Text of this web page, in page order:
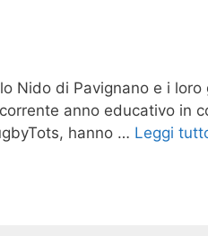
Nido di Pavignano e i
anno educativo in
hanno … Leggi